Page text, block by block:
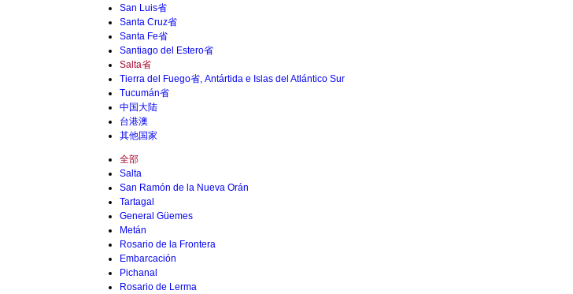
San Luis省
Santa Cruz省
Santa Fe省
Santiago del Estero省
Salta省
Tierra del Fuego省, Antártida e Islas del Atlántico Sur
Tucumán省
中国大陆
台港澳
其他国家
全部
Salta
San Ramón de la Nueva Orán
Tartagal
General Güemes
Metán
Rosario de la Frontera
Embarcación
Pichanal
Rosario de Lerma